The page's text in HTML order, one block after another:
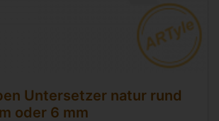
Untersetzer natur rund
oder 6 mm